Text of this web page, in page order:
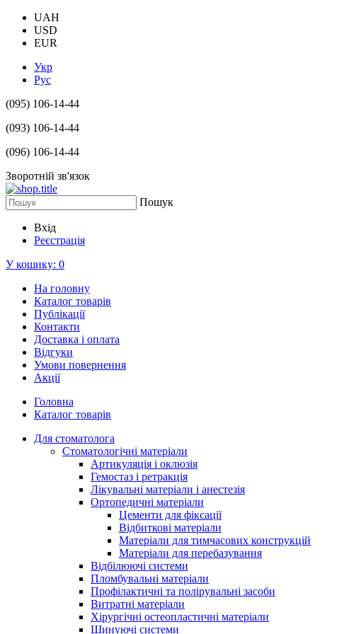
UAH
USD
EUR
Укр
Рус
(095) 106-14-44
(093) 106-14-44
(096) 106-14-44
Зворотній зв'язок
Пошук
Вхід
Реєстрація
У кошику: 0
На головну
Каталог товарів
Публікації
Контакти
Доставка і оплата
Відгуки
Умови повернення
Акції
Головна
Каталог товарів
Для стоматолога
Стоматологічні матеріали
Артикуляція і оклюзія
Гемостаз і ретракція
Лікувальні матеріали і анестезія
Ортопедичні матеріали
Цементи для фіксації
Відбиткові матеріали
Матеріали для тимчасових конструкцій
Матеріали для перебазування
Відбілюючі системи
Пломбувальні матеріали
Профілактичні та полірувальні засоби
Витратні матеріали
Хірургічні остеопластичні матеріали
Шинуючі системи